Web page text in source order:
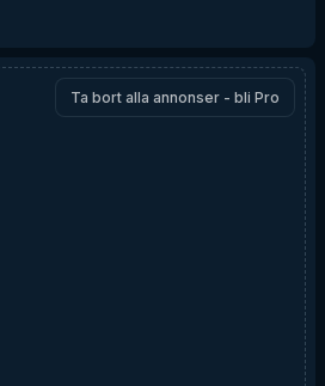
Ta bort alla annonser - bli Pro